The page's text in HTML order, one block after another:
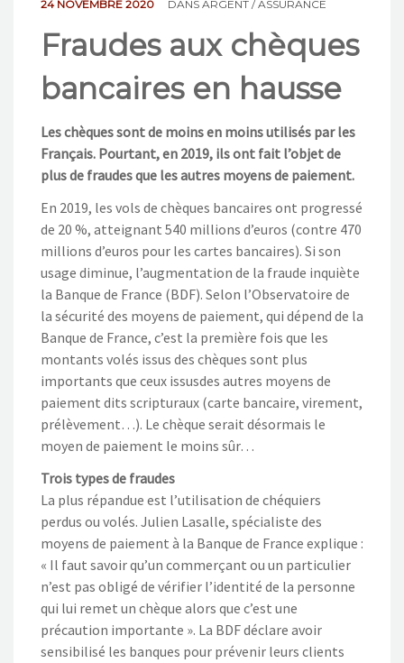
24 NOVEMBRE 2020 DANS ARGENT / ASSURANCE
Fraudes aux chèques
bancaires en hausse
Les chèques sont de moins en moins utilisés par les
Français. Pourtant, en 2019, ils ont fait l’objet de
plus de fraudes que les autres moyens de paiement.
En 2019, les vols de chèques bancaires ont progressé
de 20 %, atteignant 540 millions d’euros (contre 470
millions d’euros pour les cartes bancaires). Si son
usage diminue, l’augmentation de la fraude inquiète
la Banque de France (BDF). Selon l’Observatoire de
la sécurité des moyens de paiement, qui dépend de la
Banque de France, c’est la première fois que les
montants volés issus des chèques sont plus
importants que ceux issusdes autres moyens de
paiement dits scripturaux (carte bancaire, virement,
prélèvement…). Le chèque serait désormais le
moyen de paiement le moins sûr…
Trois types de fraudes
La plus répandue est l’utilisation de chéquiers
perdus ou volés. Julien Lasalle, spécialiste des
moyens de paiement à la Banque de France explique :
« Il faut savoir qu’un commerçant ou un particulier
n’est pas obligé de vérifier l’identité de la personne
qui lui remet un chèque alors que c’est une
précaution importante ». La BDF déclare avoir
sensibilisé les banques pour prévenir leurs clients